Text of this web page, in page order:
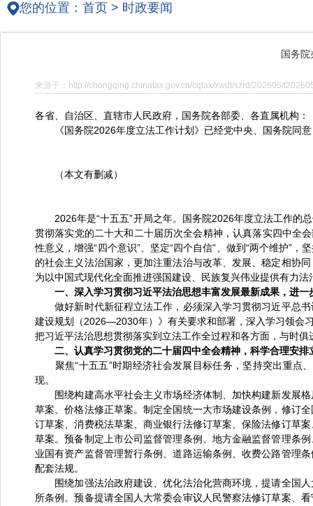
您的位置： 首页 > 时政要闻
国务
来源于：http://chongqing.chinatax.gov.cn/cqtax/xwdt/szrd/202605/
各省、自治区、直辖市人民政府，国务院各部委、各直属机构：
《国务院2026年度立法工作计划》已经党中央、国务院同意
（本文有删减）
2026年是“十五五”开局之年。国务院2026年度立法工作的
贯彻落实党的二十大和二十届历次全会精神，认真落实四中全
性意义，增强“四个意识”、坚定“四个自信”、做到“两个维护”
的社会主义法治国家，更加注重法治与改革、发展、稳定相协
为以中国式现代化全面推进强国建设、民族复兴伟业提供有力法
一、深入学习贯彻习近平法治思想丰富发展最新成果，进一
做好新时代新征程立法工作，必须深入学习贯彻习近平总书
建设规划（2026—2030年）》有关要求和部署，深入学习领会
把习近平法治思想贯彻落实到立法工作全过程和各方面，与时
二、认真学习贯彻党的二十届四中全会精神，科学合理安排
聚焦“十五五”时期经济社会发展目标任务，坚持突出重点
现。
围绕构建高水平社会主义市场经济体制、加快构建新发展格
草案、价格法修正草案。制定全国统一大市场建设条例，修订
订草案、消费税法草案、商业银行法修订草案、保险法修订草
草案。预备制定上市公司监督管理条例、地方金融监督管理条
业国有资产监督管理暂行条例、道路运输条例、收费公路管理
配套法规。
围绕加强法治政府建设、优化法治化营商环境，提请全国人
所条例。预备提请全国人大常委会审议人民警察法修订草案、